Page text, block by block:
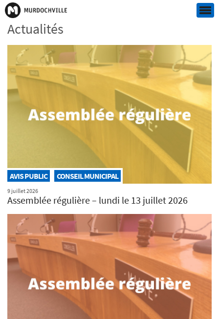
Actualités
AVIS PUBLIC CONSEIL MUNICIPAL
9 juillet 2026
Assemblée régulière – lundi le 13 juillet 2026